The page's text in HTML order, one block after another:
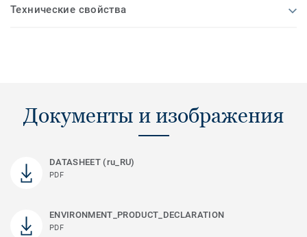
Технические свойства
Документы и изображения
DATASHEET (ru_RU)
PDF
ENVIRONMENT_PRODUCT_DECLARATION
PDF